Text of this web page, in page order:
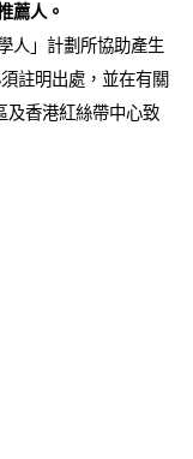
薦人。
人」計劃所協助產生
註明出處，並在有關
及香港紅絲帶中心致